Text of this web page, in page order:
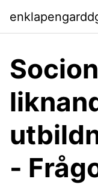
-